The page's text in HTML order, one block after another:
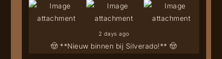
🤠 **Nieuw binnen bij Silverado!** 🤠
2 days ago